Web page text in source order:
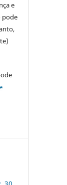
e
pode